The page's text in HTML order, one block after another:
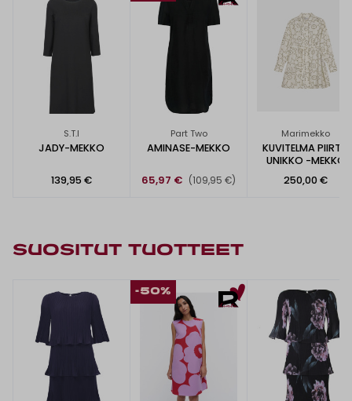
S.T.I
JADY-MEKKO
139,95 €
Part Two
AMINASE-MEKKO
65,97 € (109,95 €)
Marimekko
KUVITELMA PIIRTO
UNIKKO -MEKKO
250,00 €
SUOSITUT TUOTTEET
-50%